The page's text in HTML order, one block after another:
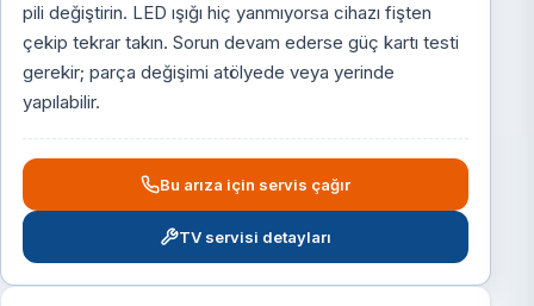
pili değiştirin. LED ışığı hiç yanmıyorsa cihazı fişten
çekip tekrar takın. Sorun devam ederse güç kartı testi
gerekir; parça değişimi atölyede veya yerinde
yapılabilir.
Bu arıza için servis çağır
TV servisi detayları